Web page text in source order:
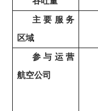
主要服务
区域
参与运营
航空公司